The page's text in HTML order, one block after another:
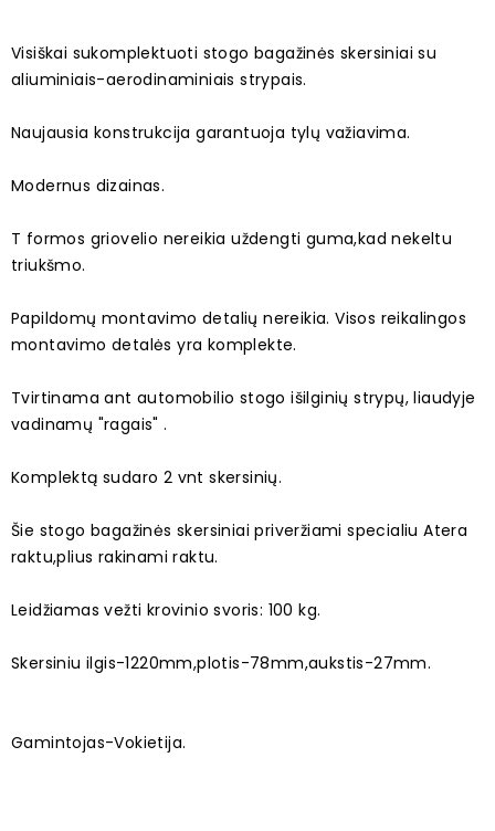
Visiškai sukomplektuoti stogo bagažinės skersiniai su
aliuminiais-aerodinaminiais strypais.
Naujausia konstrukcija garantuoja tylų važiavima.
Modernus dizainas.
T formos griovelio nereikia uždengti guma,kad nekeltu
triukšmo.
Papildomų montavimo detalių nereikia. Visos reikalingos
montavimo detalės yra komplekte.
Tvirtinama ant automobilio stogo išilginių strypų, liaudyje
vadinamų "ragais" .
Komplektą sudaro 2 vnt skersinių.
Šie stogo bagažinės skersiniai priveržiami specialiu Atera
raktu,plius rakinami raktu.
Leidžiamas vežti krovinio svoris: 100 kg.
Skersiniu ilgis-1220mm,plotis-78mm,aukstis-27mm.
Gamintojas-Vokietija.